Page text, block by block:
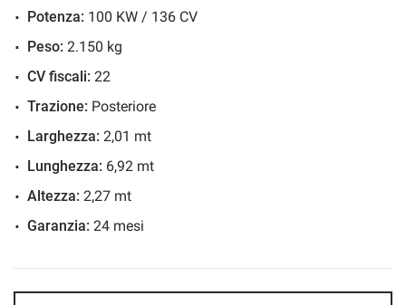
✔Visita il nostro sito per vedere più foto di questo mezzo.
consegna.- Gli accessori in descrizione potrebbero non
corrispondere a quelli realmente presenti sulla vettura,
pertanto si consiglia sempre di verificarli in presenza
Potenza: 100 KW / 136 CV
Peso: 2.150 kg
CV fiscali: 22
Trazione: Posteriore
Larghezza: 2,01 mt
Lunghezza: 6,92 mt
Altezza: 2,27 mt
Garanzia: 24 mesi